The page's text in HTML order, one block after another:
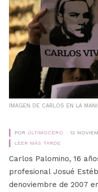
IMAGEN DE CARLOS EN LA
POR ÚLTIMOCERO
12
LEER MÁS TARDE
Carlos Palomino, 16
profesional Josué
denoviembre de 2007